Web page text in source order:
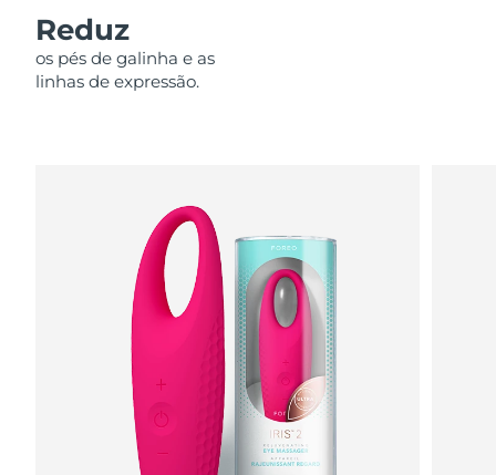
Reduz
os pés de galinha e as
linhas de expressão.
Filipinas
Entrega prevista
Entrega prevista
Entrega prevista
Entrega prevista
Arábia Saudita Entrega prevista